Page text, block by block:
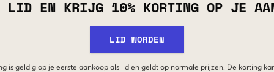
LID EN KRIJG 10% KORTING OP JE
LID WORDEN
is geldig op je eerste aankoop als lid en geldt op normale prijzen. De korting